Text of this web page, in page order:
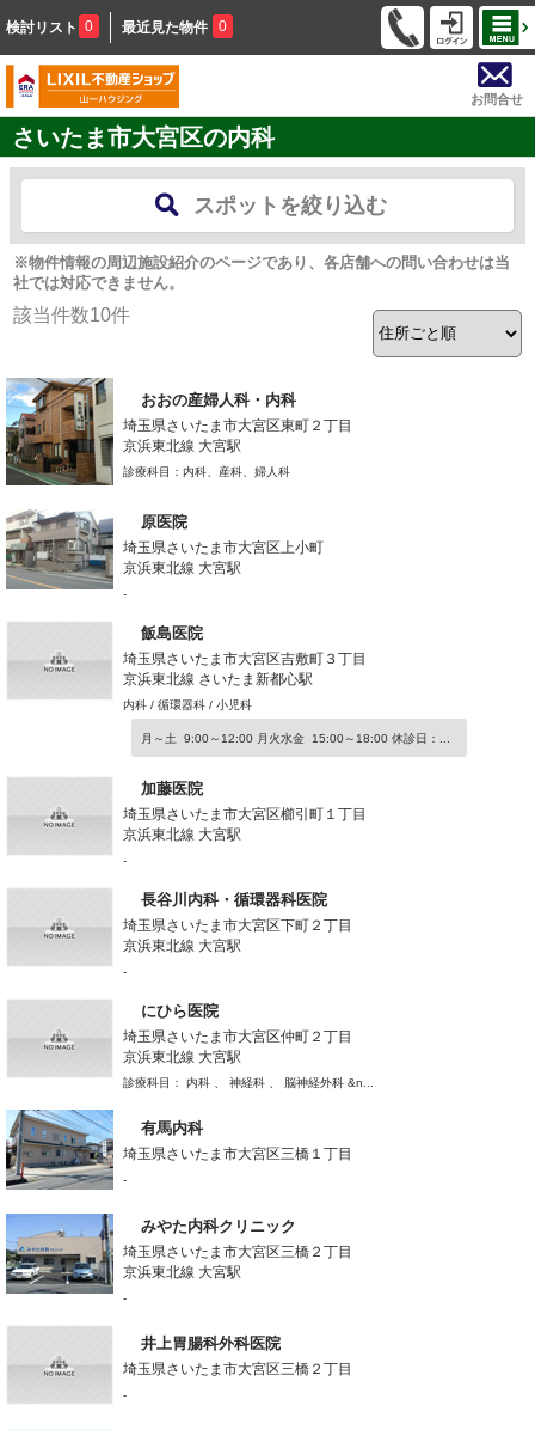
検討リスト 0 最近見た物件 0
お問合せ
さいたま市大宮区の内科
スポットを絞り込む
※物件情報の周辺施設紹介のページであり、各店舗への問い合わせは当
社では対応できません。
該当件数10件
おおの産婦人科・内科
埼玉県さいたま市大宮区東町２丁目
京浜東北線 大宮駅
診療科目：内科、産科、婦人科
原医院
埼玉県さいたま市大宮区上小町
京浜東北線 大宮駅
-
飯島医院
埼玉県さいたま市大宮区吉敷町３丁目
京浜東北線 さいたま新都心駅
内科 / 循環器科 / 小児科
月～土 9:00～12:00 月火水金 15:00～18:00 休診日：...
加藤医院
埼玉県さいたま市大宮区櫛引町１丁目
京浜東北線 大宮駅
-
長谷川内科・循環器科医院
埼玉県さいたま市大宮区下町２丁目
京浜東北線 大宮駅
-
にひら医院
埼玉県さいたま市大宮区仲町２丁目
京浜東北線 大宮駅
診療科目： 内科 、 神経科 、 脳神経外科 &n...
有馬内科
埼玉県さいたま市大宮区三橋１丁目
-
みやた内科クリニック
埼玉県さいたま市大宮区三橋２丁目
京浜東北線 大宮駅
-
井上胃腸科外科医院
埼玉県さいたま市大宮区三橋２丁目
-